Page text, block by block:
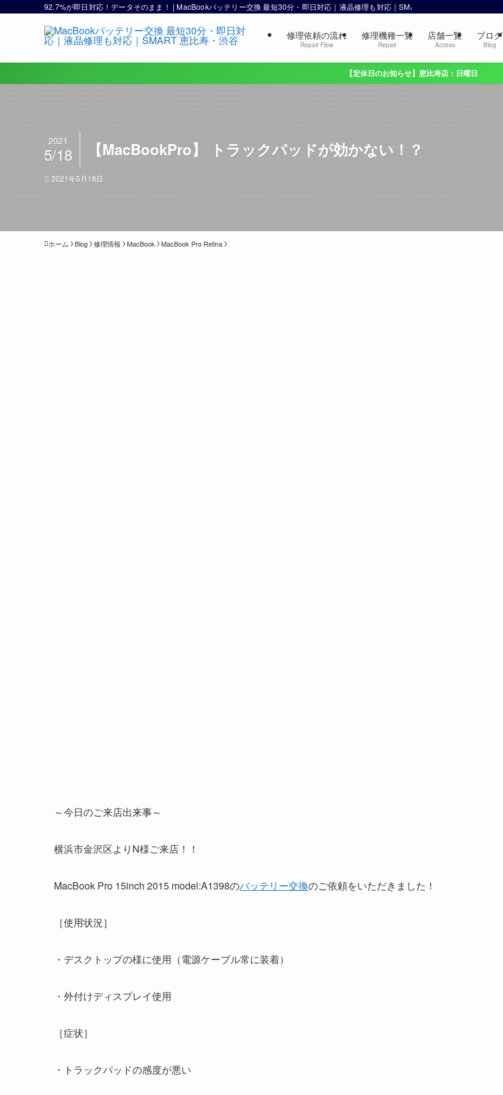
92.7%が即日対応！データそのまま！ | MacBookバッテリー交換 最短30分・即日対応｜液晶修理も対応｜SMART 恵比寿・渋谷
修理依頼の流れ
Repair Flow
修理機種一覧
Repair
店舗一覧
Access
ブログ
Blog
【定休日のお知らせ】恵比寿店：日曜日
【MacBookPro】 トラックパッドが効かない！？
2021
5/18
2021年5月18日
ホーム Blog 修理情報 MacBook MacBook Pro Retina
～今日のご来店出来事～
横浜市金沢区よりN様ご来店！！
MacBook Pro 15inch 2015 model:A1398のバッテリー交換のご依頼をいただきました！
［使用状況］
・デスクトップの様に使用（電源ケーブル常に装着）
・外付けディスプレイ使用
［症状］
・トラックパッドの感度が悪い